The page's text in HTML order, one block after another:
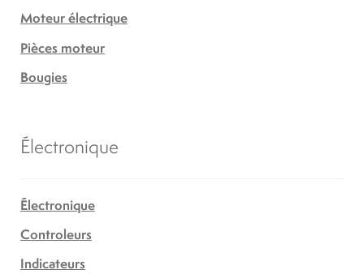
Moteur électrique
Pièces moteur
Bougies
Électronique
Électronique
Controleurs
Indicateurs